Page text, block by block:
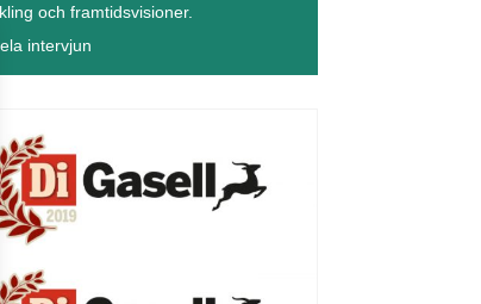
och framtidsvisioner.
intervjun